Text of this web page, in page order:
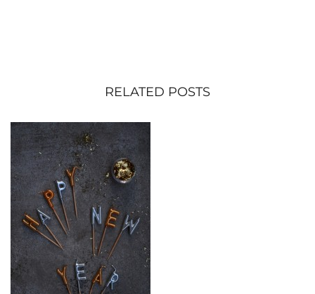
RELATED POSTS